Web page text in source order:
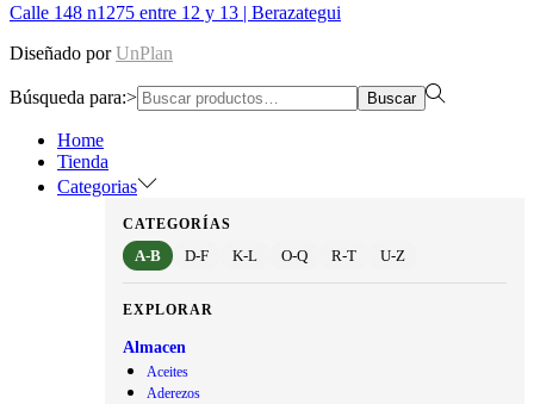
Calle 148 n1275 entre 12 y 13 | Berazategui
Diseñado porUnPlan
Búsqueda para:> Buscar
Home
Tienda
Categorias
CATEGORÍAS
A-B D-F K-L O-Q R-T U-Z
EXPLORAR
Almacen
Aceites
Aderezos